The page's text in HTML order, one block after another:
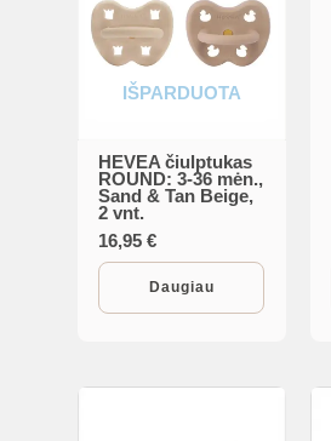
IŠPARDUOTA
HEVEA čiulptukas
ROUND: 3-36 mėn.,
Sand & Tan Beige,
2 vnt.
16,95€
Daugiau